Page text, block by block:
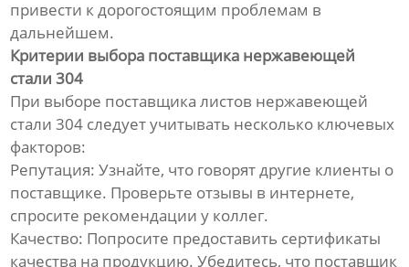
привести к дорогостоящим проблемам в
дальнейшем.
Критерии выбора поставщика нержавеющей
стали 304
При выборе поставщика листов нержавеющей
стали 304 следует учитывать несколько ключевых
факторов:
Репутация: Узнайте, что говорят другие клиенты о
поставщике. Проверьте отзывы в интернете,
спросите рекомендации у коллег.
Качество: Попросите предоставить сертификаты
качества на продукцию. Убедитесь, что поставщик